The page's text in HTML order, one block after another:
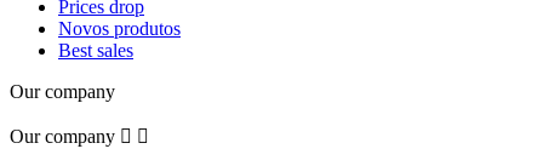
Prices drop
Novos produtos
Best sales
Our company
Our company  